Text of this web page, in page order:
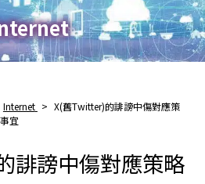
Internet > X(舊Twitter)的誹謗中傷對應策
宜
誹謗中傷對應策略